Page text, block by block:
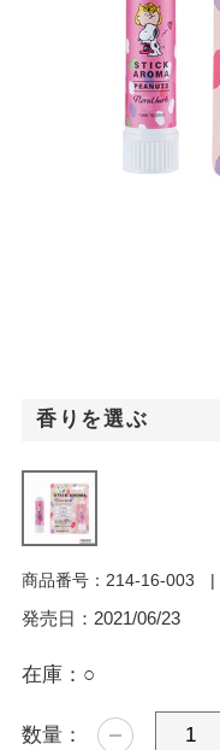
香りを選ぶ
発売日： 2021/06/23
商品番号： 214-16-003
在庫： ○
数量：